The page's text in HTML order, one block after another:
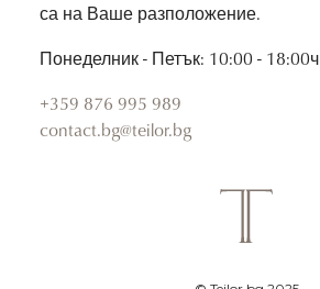
са на Ваше разположение.
Понеделник - Петък: 10:00 - 18:00ч
+359 876 995 989
contact.bg@teilor.bg